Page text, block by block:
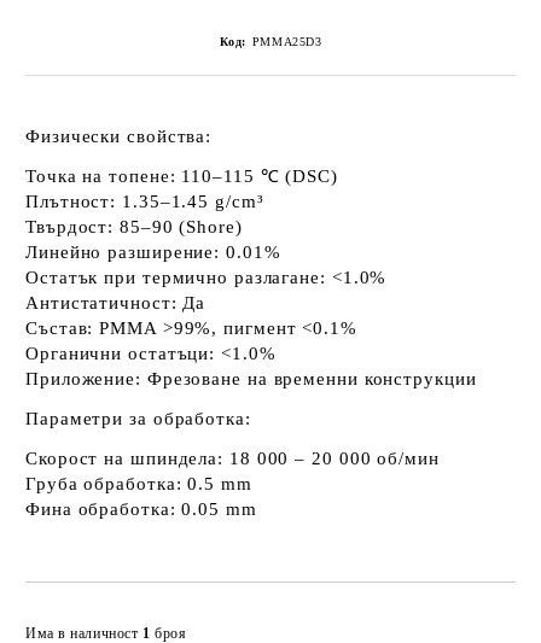
Код: PMMA25D3
Физически свойства:
Точка на топене: 110–115 ℃ (DSC)
Плътност: 1.35–1.45 g/cm³
Твърдост: 85–90 (Shore)
Линейно разширение: 0.01%
Остатък при термично разлагане: <1.0%
Антистатичност: Да
Състав: PMMA >99%, пигмент <0.1%
Органични остатъци: <1.0%
Приложение: Фрезоване на временни конструкции
Параметри за обработка:
Скорост на шпиндела: 18 000 – 20 000 об/мин
Груба обработка: 0.5 mm
Фина обработка: 0.05 mm
Има в наличност 1 броя